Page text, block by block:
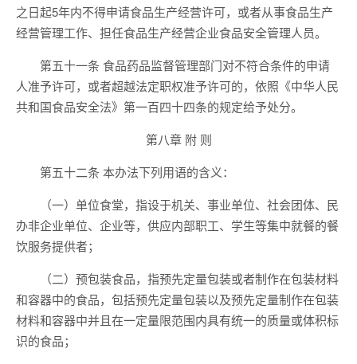
之日起5年内不得申请食品生产经营许可，或者从事食品生产
经营管理工作、担任食品生产经营企业食品安全管理人员。
第五十一条 食品药品监督管理部门对不符合条件的申请
人准予许可，或者超越法定职权准予许可的，依照《中华人民
共和国食品安全法》第一百四十四条的规定给予处分。
第八章 附 则
第五十二条 本办法下列用语的含义：
（一）单位食堂，指设于机关、事业单位、社会团体、民
办非企业单位、企业等，供应内部职工、学生等集中就餐的餐
饮服务提供者；
（二）预包装食品，指预先定量包装或者制作在包装材料
和容器中的食品，包括预先定量包装以及预先定量制作在包装
材料和容器中并且在一定量限范围内具有统一的质量或体积标
识的食品；